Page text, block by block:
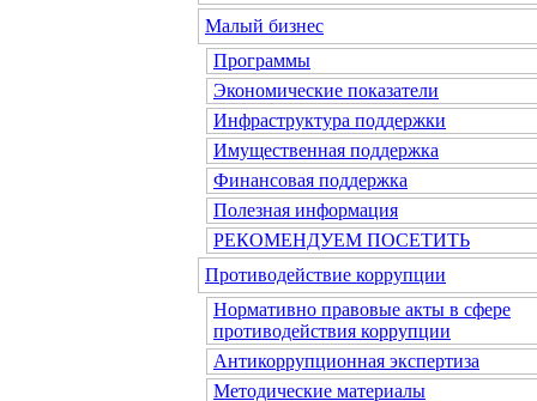
Малый бизнес
Программы
Экономические показатели
Инфраструктура поддержки
Имущественная поддержка
Финансовая поддержка
Полезная информация
РЕКОМЕНДУЕМ ПОСЕТИТЬ
Противодействие коррупции
Нормативно правовые акты в сфере
противодействия коррупции
Антикоррупционная экспертиза
Методические материалы